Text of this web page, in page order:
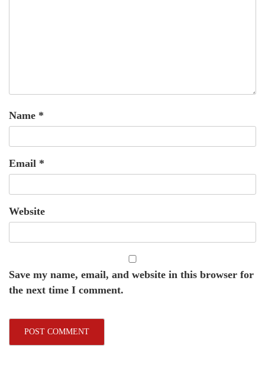
Name *
Email *
Website
Save my name, email, and website in this browser for
the next time I comment.